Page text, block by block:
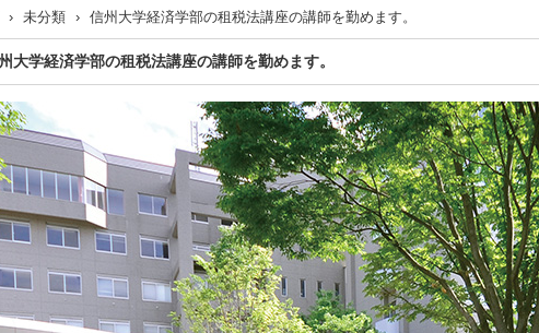
› 未分類 › 信州大学経済学部の租税法講座の講師を勤めます。
大学経済学部の租税法講座の講師を勤めます。